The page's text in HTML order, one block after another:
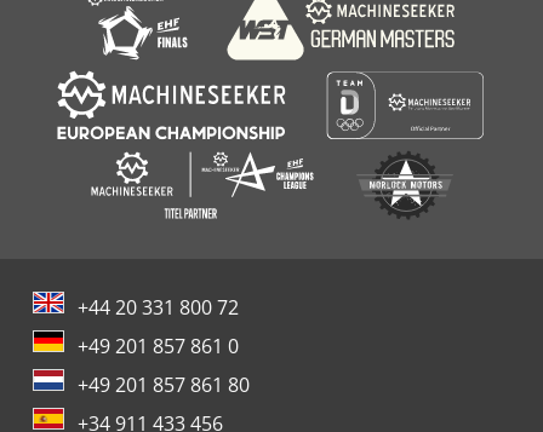
+44 20 331 800 72
+49 201 857 861 0
+49 201 857 861 80
+34 911 433 456